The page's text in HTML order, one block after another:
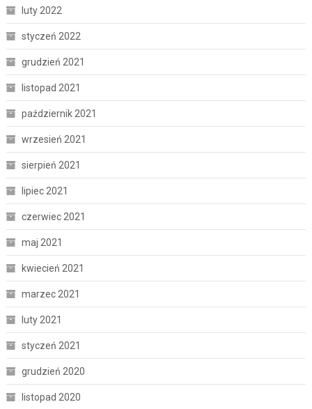
luty 2022
styczeń 2022
grudzień 2021
listopad 2021
październik 2021
wrzesień 2021
sierpień 2021
lipiec 2021
czerwiec 2021
maj 2021
kwiecień 2021
marzec 2021
luty 2021
styczeń 2021
grudzień 2020
listopad 2020